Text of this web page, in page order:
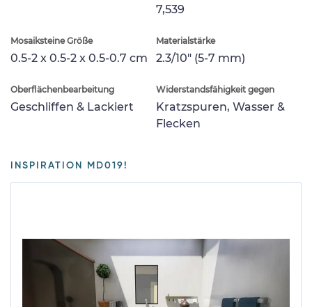
7,539
Mosaiksteine Größe
0.5-2 x 0.5-2 x 0.5-0.7 cm
Materialstärke
2.3/10" (5-7 mm)
Oberflächenbearbeitung
Geschliffen & Lackiert
Widerstandsfähigkeit gegen
Kratzspuren, Wasser &
Flecken
INSPIRATION MD019!